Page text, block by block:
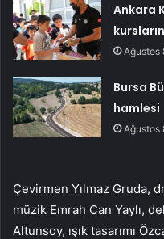
Ankara
Ağustos
Bursa
hamlesi
Ağustos
Çevirmen Yılmaz Gruda,
müzik Emrah Can Yaylı,
Altunsoy, ışık tasarımı